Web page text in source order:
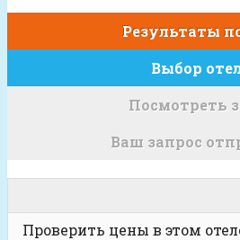
Результаты
Выбор
Посмотреть
Ваш запрос
Проверить цены в этом